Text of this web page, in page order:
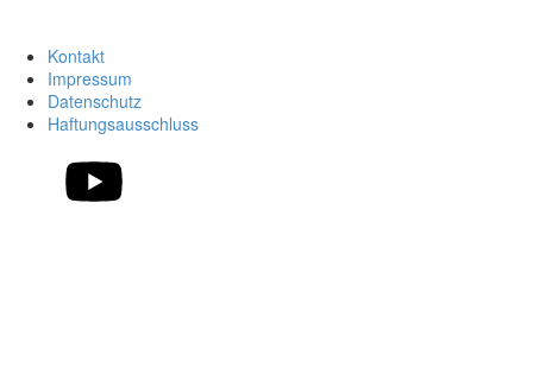
Kontakt
Impressum
Datenschutz
Haftungsausschluss